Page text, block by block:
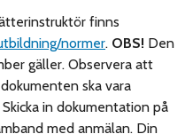
finns
normer. OBS! Den
gäller. Observera att
ska vara
in dokumentation på
med anmälan. Din